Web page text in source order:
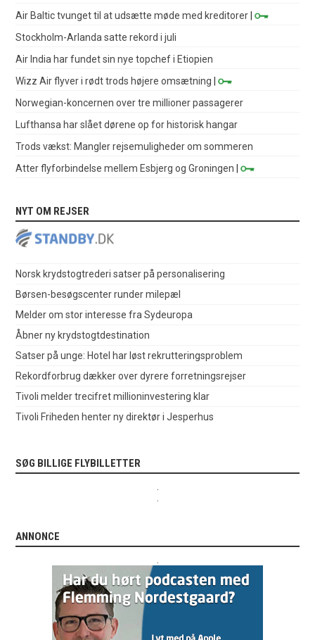
Air Baltic tvunget til at udsætte møde med kreditorer |
Stockholm-Arlanda satte rekord i juli
Air India har fundet sin nye topchef i Etiopien
Wizz Air flyver i rødt trods højere omsætning |
Norwegian-koncernen over tre millioner passagerer
Lufthansa har slået dørene op for historisk hangar
Trods vækst: Mangler rejsemuligheder om sommeren
Atter flyforbindelse mellem Esbjerg og Groningen |
NYT OM REJSER
Norsk krydstogtrederi satser på personalisering
Børsen-besøgscenter runder milepæl
Melder om stor interesse fra Sydeuropa
Åbner ny krydstogtdestination
Satser på unge: Hotel har løst rekrutteringsproblem
Rekordforbrug dækker over dyrere forretningsrejser
Tivoli melder trecifret millioninvestering klar
Tivoli Friheden henter ny direktør i Jesperhus
SØG BILLIGE FLYBILLETTER
ANNONCE